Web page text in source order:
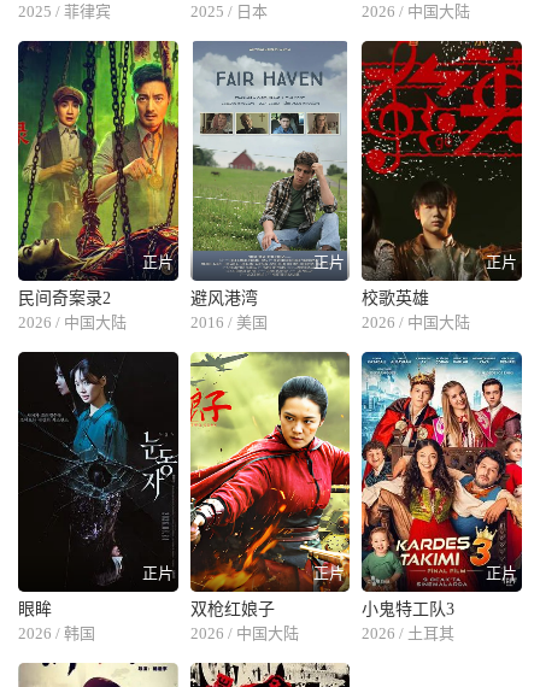
2025 / 菲律宾
2025 / 日本
2026 / 中国大陆
正片
民间奇案录2
2026 / 中国大陆
正片
避风港湾
2016 / 美国
正片
校歌英雄
2026 / 中国大陆
正片
眼眸
2026 / 韩国
正片
双枪红娘子
2026 / 中国大陆
正片
小鬼特工队3
2026 / 土耳其